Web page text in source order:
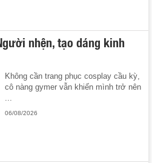
nhện, tạo dáng kinh
Không cần trang phục cosplay cầu kỳ,
cô nàng gymer vẫn khiến mình trở nên
06/08/2026